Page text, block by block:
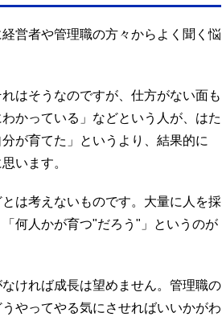
営者や管理職の方々からよく聞く悩
はそうなのですが、仕方がない面も
かっている」などという人が、はた
が育てた」というより、結果的に
います。
は考えないものです。大量に人を採
何人かが育つ"だろう"」というのが
ければ成長は望めません。管理職の
やってやる気にさせればいいかがわ